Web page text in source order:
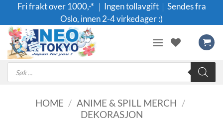
content
Fri frakt over 1000,-* ｜Ingen tollavgift｜Sendes fra
Oslo, innen 2-4 virkedager :)
Products
search
HOME / ANIME & SPILL MERCH /
DEKORASJON